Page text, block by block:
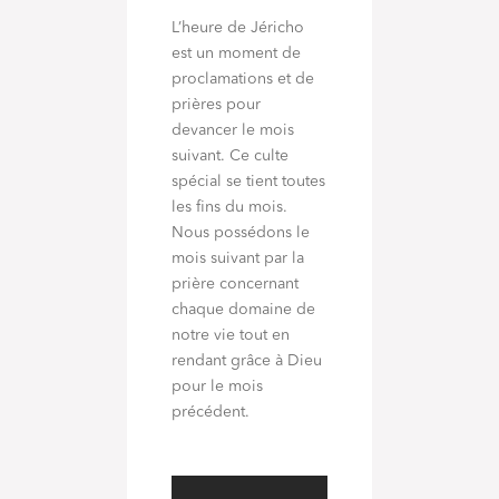
L’heure de Jéricho
est un moment de
proclamations et de
prières pour
devancer le mois
suivant. Ce culte
spécial se tient toutes
les fins du mois.
Nous possédons le
mois suivant par la
prière concernant
chaque domaine de
notre vie tout en
rendant grâce à Dieu
pour le mois
précédent.